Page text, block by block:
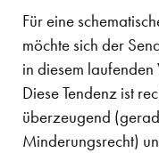
Für eine
möchte sich der
in diesem
Diese Tendenz ist
überzeugend
Minderungsrecht)